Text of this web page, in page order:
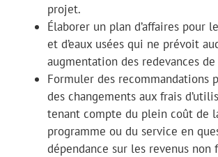
projet.
Élaborer un plan d’affaires pour
et d’eaux usées qui ne prévoit
augmentation des redevances
Formuler des recommandations
des changements aux frais
tenant compte du plein coût de
programme ou du service en
dépendance sur les revenus non